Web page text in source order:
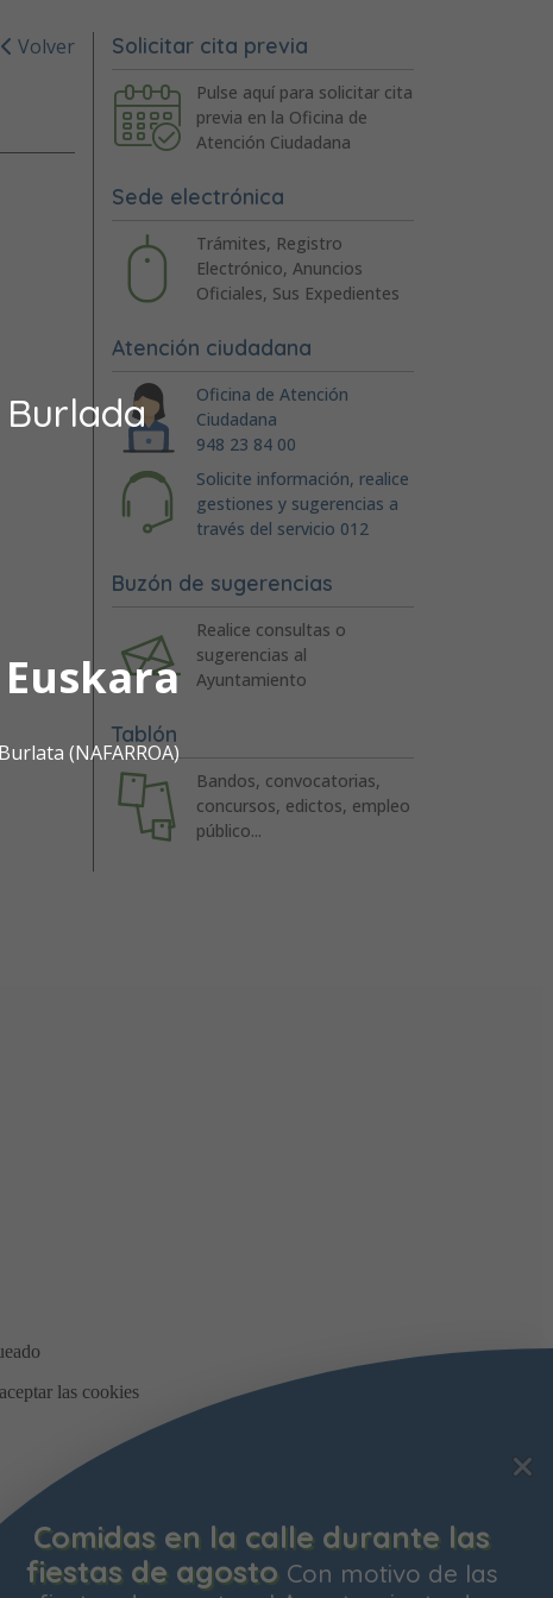
Euskara
(NAFARROA)
Comidas en la calle durante las
fiestas de agosto Con motivo de las
Volver Solicitar cita previa
Pulse aquí para solicitar cita
previa en la Oficina de
Atención Ciudadana
Sede electrónica
Trámites, Registro
Electrónico, Anuncios
Oficiales, Sus Expedientes
Atención ciudadana
Oficina de Atención
Ciudadana
948 23 84 00
Solicite información, realice
gestiones y sugerencias a
través del servicio 012
Buzón de sugerencias
Realice consultas o
sugerencias al
Ayuntamiento
Tablón
Bandos, convocatorias,
concursos, edictos, empleo
público...